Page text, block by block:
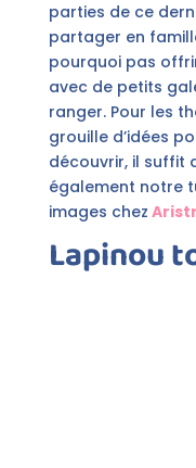
parties de ce
partager en
pourquoi pas
avec de petits
ranger. Pour les
grouille d’idées
découvrir, il suffit
également notre
images chez
Lapinou